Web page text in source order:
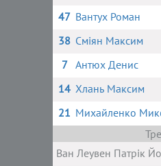
47 Вантух Роман
38 Сміян Максим
7 Антюх Денис
14 Хлань Максим
21 Михайленко
Ван Леувен Патрік